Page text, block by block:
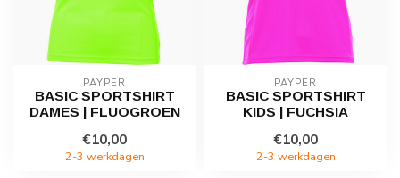
PAYPER
BASIC SPORTSHIRT
DAMES | FLUOGROEN
€10,00
2-3 werkdagen
PAYPER
BASIC SPORTSHIRT
KIDS | FUCHSIA
€10,00
2-3 werkdagen